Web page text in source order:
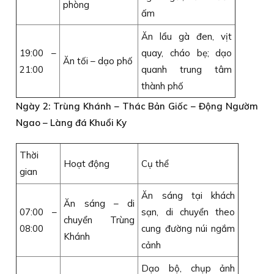
phòng
ấm
19:00 –
21:00
Ăn tối – dạo phố
Ăn lẩu gà đen, vịt
quay, cháo bẹ; dạo
quanh trung tâm
thành phố
Ngày 2: Trùng Khánh – Thác Bản Giốc – Động Ngườm
Ngao – Làng đá Khuổi Ky
Thời
gian
Hoạt động Cụ thể
07:00 –
08:00
Ăn sáng – di
chuyển Trùng
Khánh
Ăn sáng tại khách
sạn, di chuyển theo
cung đường núi ngắm
cảnh
Dạo bộ, chụp ảnh